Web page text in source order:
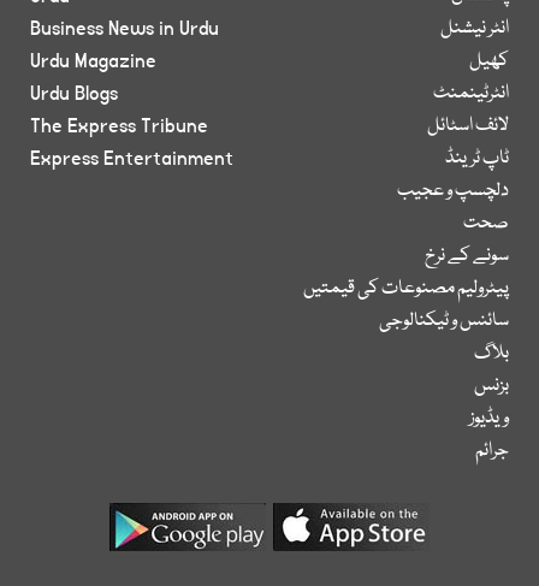
انٹر نیشنل
کھیل
انٹرٹینمنٹ
لائف اسٹائل
ٹاپ ٹرینڈ
دلچسپ و عجیب
صحت
سونے کے نرخ
پیٹرولیم مصنوعات کی قیمتیں
سائنس و ٹیکنالوجی
بلاگ
بزنس
ویڈیوز
جرائم
Business News in Urdu
Urdu Magazine
Urdu Blogs
The Express Tribune
Express Entertainment